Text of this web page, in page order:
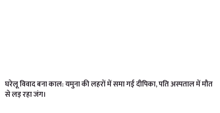
घरेलू विवाद बना काल: यमुना की लहरों में समा गई दीपिका, पति अस्पताल में मौत
से लड़ रहा जंग।